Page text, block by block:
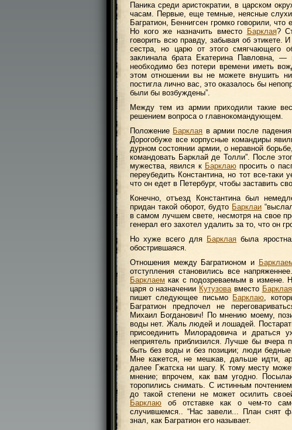
Паника среди аристократии, в царском
часам. Первые, еще темные, неясные
Багратион, Беннигсен громко говорили,
Но кого же назначить вместо
Барклая?
говорить всю правду, забывая об этикете.
сестра, но царю от этого смягчающего
заклинала брата Екатерина Павловна,
необходимо без потери времени иметь
этом отношении вы не можете внушить
постигла лично вас, это оказалось бы
были бы возбуждены”.
Между тем из армии приходили такие
решением вопроса о главнокомандующем.
Положение Барклая в армии после
Дорогобуже все корпусные командиры
дурном состоянии армии, о неравной
командовать Барклай де Толли”. После
мужества, явился к Барклаюпросить о
переубедить Константина, но тот все-
что он едет в Петербург, чтобы заставить
Конечно, отъезд Константина был
придан такой оборот, будто Барклаи
в самом лучшем свете, несмотря на свое
генерал его захотел удалить за то, что он
Но хуже всего для Барклая была
обострившаяся.
Отношения между Багратионом и
отступления становились все
Барклаем как с подозреваемым в измене.
царя о назначении Кутузовавместо Барклая
пишет следующее письмо Барклаю,
Багратион предпочел не
Михаил Богданович! По мнению моему,
воды нет. Жаль людей и лошадей.
присоединить Милорадовича и
неприятель приблизился. Лучше бы вчера
быть без воды и без позиции; люди
Мне кажется, не мешкав, дальше идти,
далее Гжатска ни шагу. К тому месту
мнение; впрочем, как вам угодно.
торопились снимать. С истинным
до такой степени не может осилить
Барклаю об отставке как о чем-то
случившемся.. “Нас завели... План снят
знал, как Багратион его называет.